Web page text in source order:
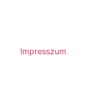
Impresszum